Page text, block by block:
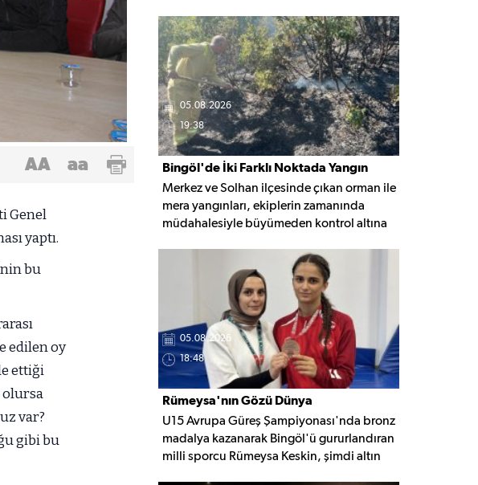
AA aa
Genel
yaptı.
bu
edilen oy
ettiği
olursa
var?
gibi bu
05.08.2026
19:38
Bingöl'de İki Farklı Noktada Yangın
Paniği
Merkez ve Solhan ilçesinde çıkan orman ile
mera yangınları, ekiplerin zamanında
müdahalesiyle büyümeden kontrol altına
nedeninin belirlenmesi için inceleme
05.08.2026
18:48
Rümeysa'nın Gözü Dünya
Şampiyonluğunda
U15 Avrupa Güreş Şampiyonası'nda bronz
madalya kazanarak Bingöl'ü gururlandıran
milli sporcu Rümeysa Keskin, şimdi altın